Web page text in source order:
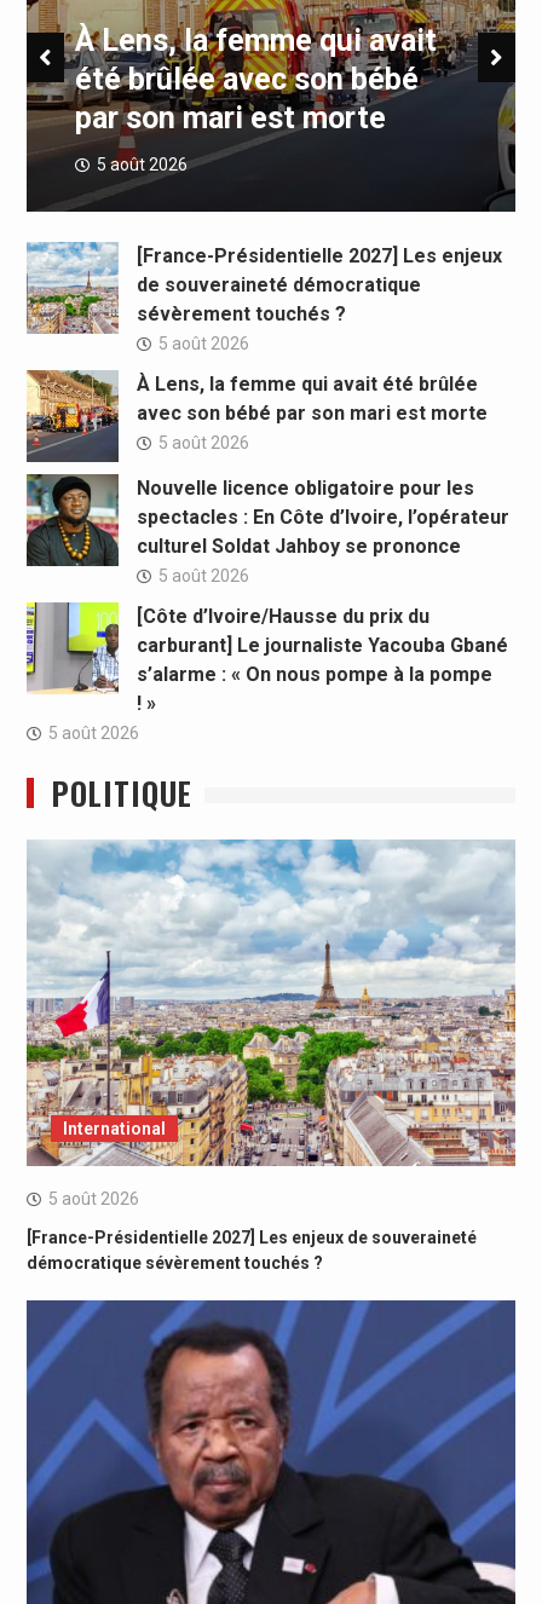
Abidjan pour la célébration
de la Fête de
l’indépendance
5 août 2026
[France-Présidentielle 2027] Les enjeux
de souveraineté démocratique
sévèrement touchés ?
5 août 2026
À Lens, la femme qui avait été brûlée
avec son bébé par son mari est morte
5 août 2026
Nouvelle licence obligatoire pour les
spectacles : En Côte d’Ivoire, l’opérateur
culturel Soldat Jahboy se prononce
5 août 2026
[Côte d’Ivoire/Hausse du prix du
carburant] Le journaliste Yacouba Gbané
s’alarme : « On nous pompe à la pompe
! »
5 août 2026
POLITIQUE
International
5 août 2026
[France-Présidentielle 2027] Les enjeux de souveraineté
démocratique sévèrement touchés ?